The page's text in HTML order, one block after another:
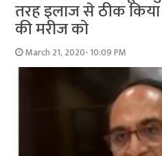
तरह इलाज से ठीक किया
की मरीज को
March 21, 2020- 10:09 PM